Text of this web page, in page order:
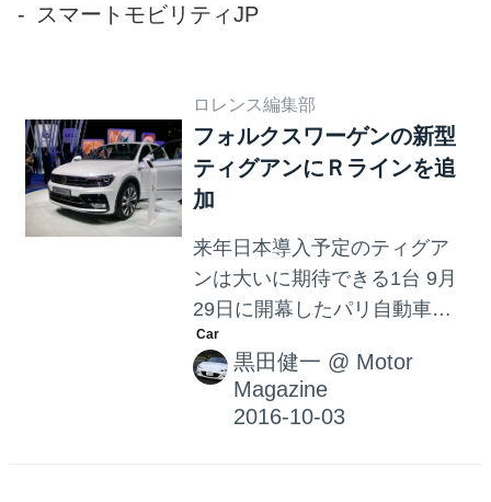
動運転が可能となるシステム
2025年となるとフォルクスワ
ーゲンはコメン...
スマートモビリティJP
ロレンス編集部
フォルクスワーゲンの新型
ティグアンにＲラインを追
加
来年日本導入予定のティグア
ンは大いに期待できる1台 9月
29日に開幕したパリ自動車シ
ョーでフォルクスワーゲンの
ミドルＳＵＶ「ティグアン」
にスポーティなエクステリア
を採用した「ティグアン Ｒラ
黒田健一 @ Motor
Magazine